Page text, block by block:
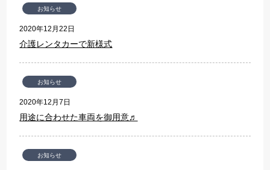
2020年12月22日
お知らせ
介護レンタカーで新様式
2020年12月7日
お知らせ
用途に合わせた車両を御用意♬
お知らせ